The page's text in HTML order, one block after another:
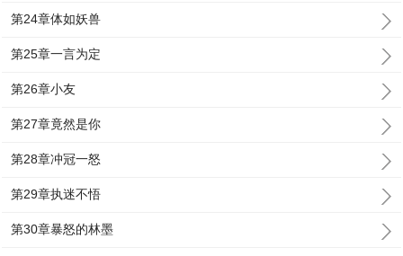
第24章体如妖兽
第25章一言为定
第26章小友
第27章竟然是你
第28章冲冠一怒
第29章执迷不悟
第30章暴怒的林墨